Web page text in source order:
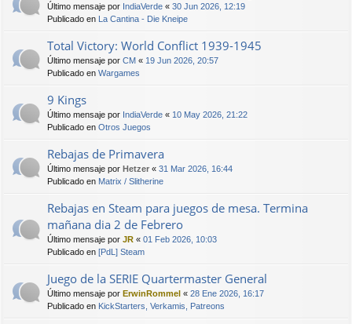
Último mensaje por IndiaVerde « 30 Jun 2026, 12:19
Publicado en La Cantina - Die Kneipe
Total Victory: World Conflict 1939-1945
Último mensaje por CM « 19 Jun 2026, 20:57
Publicado en Wargames
9 Kings
Último mensaje por IndiaVerde « 10 May 2026, 21:22
Publicado en Otros Juegos
Rebajas de Primavera
Último mensaje por Hetzer « 31 Mar 2026, 16:44
Publicado en Matrix / Slitherine
Rebajas en Steam para juegos de mesa. Termina
mañana dia 2 de Febrero
Último mensaje por JR « 01 Feb 2026, 10:03
Publicado en [PdL] Steam
Juego de la SERIE Quartermaster General
Último mensaje por ErwinRommel « 28 Ene 2026, 16:17
Publicado en KickStarters, Verkamis, Patreons